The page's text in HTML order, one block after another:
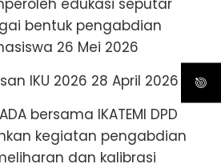
edukasi seputar
bentuk pengabdian
26 Mei 2026
IKU 2026 28 April 2026
bersama IKATEMI DPD
kegiatan pengabdian
dan kalibrasi